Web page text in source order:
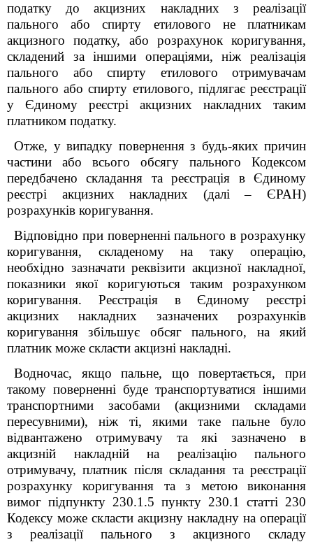
податку до акцизних накладних з реалізації
пального або спирту етилового не платникам
акцизного податку, або розрахунок коригування,
складений за іншими операціями, ніж реалізація
пального або спирту етилового отримувачам
пального або спирту етилового, підлягає реєстрації
у Єдиному реєстрі акцизних накладних таким
платником податку.
Отже, у випадку повернення з будь-яких причин
частини або всього обсягу пального Кодексом
передбачено складання та реєстрація в Єдиному
реєстрі акцизних накладних (далі – ЄРАН)
розрахунків коригування.
Відповідно при поверненні пального в розрахунку
коригування, складеному на таку операцію,
необхідно зазначати реквізити акцизної накладної,
показники якої коригуються таким розрахунком
коригування. Реєстрація в Єдиному реєстрі
акцизних накладних зазначених розрахунків
коригування збільшує обсяг пального, на який
платник може скласти акцизні накладні.
Водночас, якщо пальне, що повертається, при
такому поверненні буде транспортуватися іншими
транспортними засобами (акцизними складами
пересувними), ніж ті, якими таке пальне було
відвантажено отримувачу та які зазначено в
акцизній накладній на реалізацію пального
отримувачу, платник після складання та реєстрації
розрахунку коригування та з метою виконання
вимог підпункту 230.1.5 пункту 230.1 статті 230
Кодексу може скласти акцизну накладну на операції
з реалізації пального з акцизного складу